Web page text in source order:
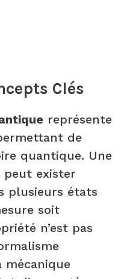
Clés
représente
de
quantique. Une
exister
plusieurs états
soit
n’est pas
mécanique